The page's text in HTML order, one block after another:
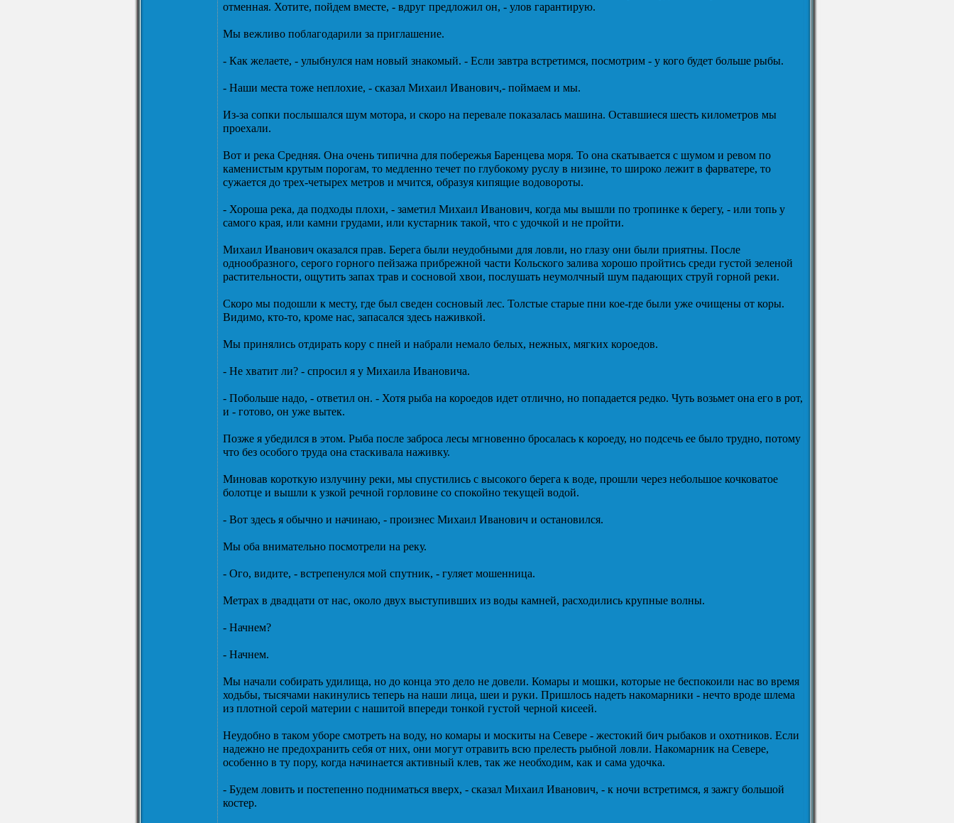
отменная. Хотите, пойдем вместе, - вдруг предложил он, - улов гарантирую.
Мы вежливо поблагодарили за приглашение.
- Как желаете, - улыбнулся нам новый знакомый. - Если завтра встретимся, посмотрим - у кого будет больше рыбы.
- Наши места тоже неплохие, - сказал Михаил Иванович,- поймаем и мы.
Из-за сопки послышался шум мотора, и скоро на перевале показалась машина. Оставшиеся шесть километров мы
проехали.
Вот и река Средняя. Она очень типична для побережья Баренцева моря. То она скатывается с шумом и ревом по
каменистым крутым порогам, то медленно течет по глубокому руслу в низине, то широко лежит в фарватере, то
сужается до трех-четырех метров и мчится, образуя кипящие водовороты.
- Хороша река, да подходы плохи, - заметил Михаил Иванович, когда мы вышли по тропинке к берегу, - или топь у
самого края, или камни грудами, или кустарник такой, что с удочкой и не пройти.
Михаил Иванович оказался прав. Берега были неудобными для ловли, но глазу они были приятны. После
однообразного, серого горного пейзажа прибрежной части Кольского залива хорошо пройтись среди густой зеленой
растительности, ощутить запах трав и сосновой хвои, послушать неумолчный шум падающих струй горной реки.
Скоро мы подошли к месту, где был сведен сосновый лес. Толстые старые пни кое-где были уже очищены от коры.
Видимо, кто-то, кроме нас, запасался здесь наживкой.
Мы принялись отдирать кору с пней и набрали немало белых, нежных, мягких короедов.
- Не хватит ли? - спросил я у Михаила Ивановича.
- Побольше надо, - ответил он. - Хотя рыба на короедов идет отлично, но попадается редко. Чуть возьмет она его в рот,
и - готово, он уже вытек.
Позже я убедился в этом. Рыба после заброса лесы мгновенно бросалась к короеду, но подсечь ее было трудно, потому
что без особого труда она стаскивала наживку.
Миновав короткую излучину реки, мы спустились с высокого берега к воде, прошли через небольшое кочковатое
болотце и вышли к узкой речной горловине со спокойно текущей водой.
- Вот здесь я обычно и начинаю, - произнес Михаил Иванович и остановился.
Мы оба внимательно посмотрели на реку.
- Ого, видите, - встрепенулся мой спутник, - гуляет мошенница.
Метрах в двадцати от нас, около двух выступивших из воды камней, расходились крупные волны.
- Начнем?
- Начнем.
Мы начали собирать удилища, но до конца это дело не довели. Комары и мошки, которые не беспокоили нас во время
ходьбы, тысячами накинулись теперь на наши лица, шеи и руки. Пришлось надеть накомарники - нечто вроде шлема
из плотной серой материи с нашитой впереди тонкой густой черной кисеей.
Неудобно в таком уборе смотреть на воду, но комары и москиты на Севере - жестокий бич рыбаков и охотников. Если
надежно не предохранить себя от них, они могут отравить всю прелесть рыбной ловли. Накомарник на Севере,
особенно в ту пору, когда начинается активный клев, так же необходим, как и сама удочка.
- Будем ловить и постепенно подниматься вверх, - сказал Михаил Иванович, - к ночи встретимся, я зажгу большой
костер.